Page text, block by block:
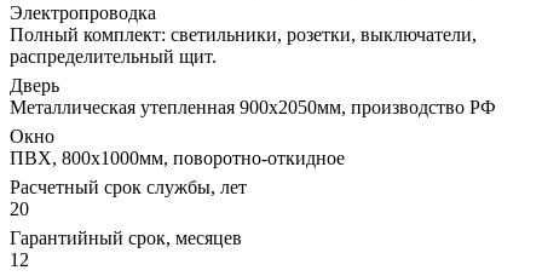
Электропроводка
Полный комплект: светильники, розетки, выключатели,
распределительный щит.
Дверь
Металлическая утепленная 900х2050мм, производство РФ
Окно
ПВХ, 800х1000мм, поворотно-откидное
Расчетный срок службы, лет
20
Гарантийный срок, месяцев
12